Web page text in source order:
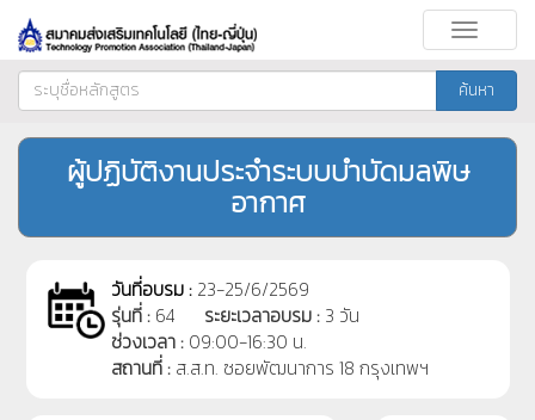
Toggle
ค้นหา
ผู้ปฏิบัติงานประจำระบบบำบัดมลพิษ
อากาศ
วันที่อบรม : 23-25/6/2569
รุ่นที่ : 64 ระยะเวลาอบรม : 3 วัน
ช่วงเวลา : 09:00-16:30 น.
สถานที่ : ส.ส.ท. ซอยพัฒนาการ 18 กรุงเทพฯ